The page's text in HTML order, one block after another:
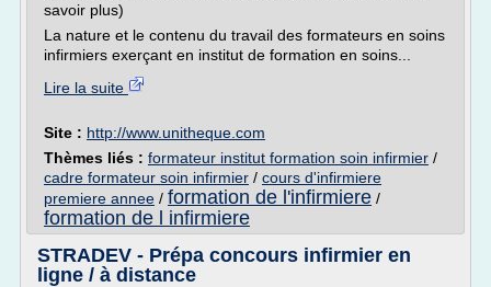
savoir plus)
La nature et le contenu du travail des formateurs en soins
infirmiers exerçant en institut de formation en soins...
Lire la suite
Site : http://www.unitheque.com
Thèmes liés : formateur institut formation soin infirmier /
cadre formateur soin infirmier / cours d'infirmiere
premiere annee / formation de l'infirmiere /
formation de l infirmiere
STRADEV - Prépa concours infirmier en
ligne / à distance